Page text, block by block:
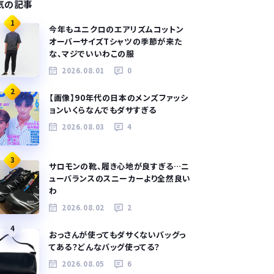
の記事
1
今年もユニクロのエアリズムコットン
オーバーサイズTシャツの季節が来た
な、マジでいいわこの服
2026.08.01 0
2
【画像】90年代の日本のメンズファッシ
ョンいくらなんでもダサすぎる
2026.08.03 4
3
サロモンの靴、履き心地が良すぎる…ニ
ューバランスのスニーカーより全然良い
わ
2026.08.02 2
4
おっさんが使ってもダサくないバッグっ
てある？どんなバッグ使ってる？
2026.08.05 6